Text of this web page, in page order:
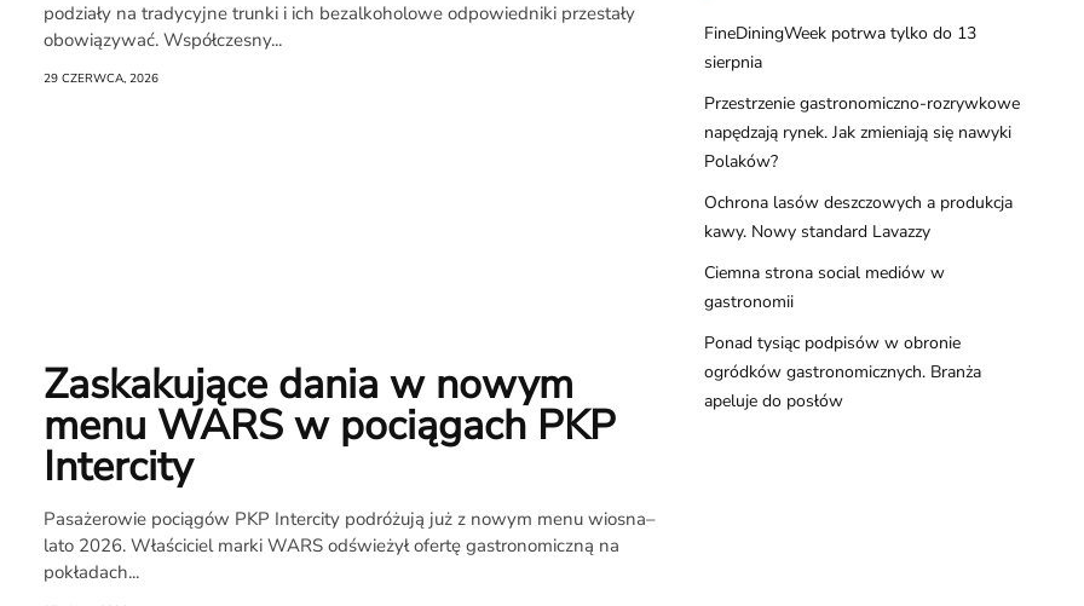
O
Redakcja
podziały na tradycyjne trunki i ich bezalkoholowe odpowiedniki przestały
obowiązywać. Współczesny...
29 CZERWCA, 2026
Zaskakujące dania w nowym
menu WARS w pociągach PKP
Intercity
Pasażerowie pociągów PKP Intercity podróżują już z nowym menu wiosna–
lato 2026. Właściciel marki WARS odświeżył ofertę gastronomiczną na
pokładach...
FineDiningWeek potrwa tylko do 13
sierpnia
Przestrzenie gastronomiczno-rozrywkowe
napędzają rynek. Jak zmieniają się nawyki
Polaków?
Ochrona lasów deszczowych a produkcja
kawy. Nowy standard Lavazzy
Ciemna strona social mediów w
gastronomii
Ponad tysiąc podpisów w obronie
ogródków gastronomicznych. Branża
apeluje do posłów